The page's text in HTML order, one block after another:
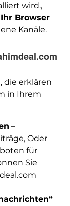
wird.,
Browser
Kanäle.
die erklären
in Ihrem
–
Oder
für
Sie